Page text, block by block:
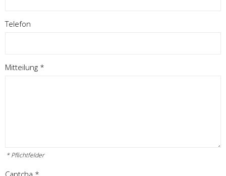
Telefon
Pflichtfeld
Mitteilung *
* Pflichtfelder
Pflichtfeld
Captcha *